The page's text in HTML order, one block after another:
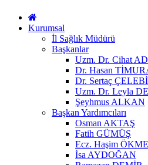
Kurumsal
İl Sağlık Müdürü
Başkanlar
Uzm. Dr. Cihat
Dr. Hasan
Dr. Sertaç ÇELEBİ
Uzm. Dr. Leyla
Şeyhmus ALKAN
Başkan Yardımcıları
Osman AKTAŞ
Fatih GÜMÜŞ
Ecz. Haşim
İsa AYDOĞAN